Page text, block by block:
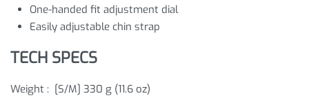
One-handed fit adjustment dial
Easily adjustable chin strap
TECH SPECS
Weight : [S/M] 330 g (11.6 oz)